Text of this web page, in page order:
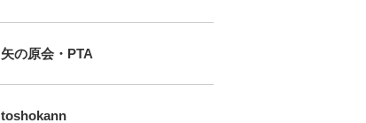
矢の原会・PTA
toshokann